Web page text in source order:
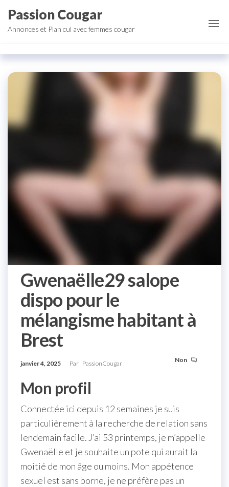
contenu
Passion Cougar
Annonces et Plan cul avec femmes cougar
Gwenaëlle29 salope
dispo pour le
mélangisme habitant à
Brest
janvier 4, 2025 Par PassionCougar Non
Mon profil
Connectée ici depuis 12 semaines je suis
particulièrement à la recherche de relation sans
lendemain facile. J’ai 53 printemps, je m’appelle
Gwenaëlle et je souhaite un pote qui aurait la
moitié de mon âge ou moins. Mon appétence
sexuel est sans borne, je ne préfère pas un